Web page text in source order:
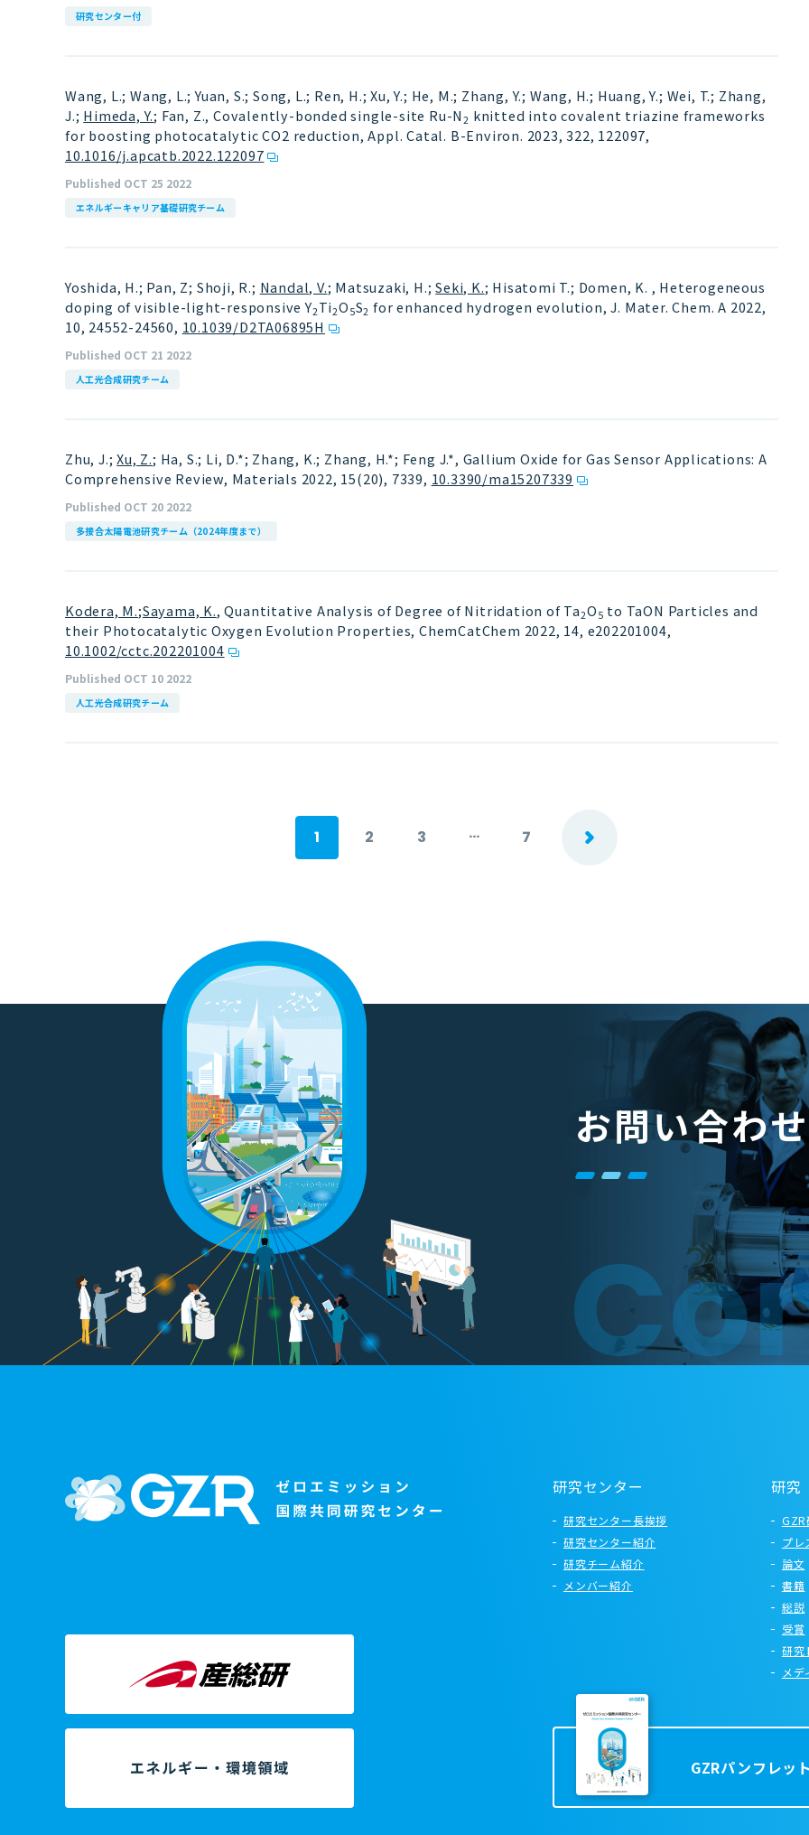
研究センター付
Wang, L.; Wang, L.; Yuan, S.; Song, L.; Ren, H.; Xu, Y.; He, M.; Zhang, Y.; Wang, H.; Huang, Y.; Wei, T.; Zhang,
J.; Himeda, Y.; Fan, Z., Covalently-bonded single-site Ru-N2 knitted into covalent triazine frameworks
for boosting photocatalytic CO2 reduction, Appl. Catal. B-Environ. 2023, 322, 122097,
10.1016/j.apcatb.2022.122097
Published OCT 25 2022
エネルギーキャリア基礎研究チーム
Yoshida, H.; Pan, Z; Shoji, R.; Nandal, V.; Matsuzaki, H.;Seki, K.; Hisatomi T.; Domen, K. , Heterogeneous
doping of visible-light-responsive Y2Ti2O5S2 for enhanced hydrogen evolution, J. Mater. Chem. A 2022,
10, 24552-24560, 10.1039/D2TA06895H
Published OCT 21 2022
人工光合成研究チーム
Zhu, J.;Xu, Z.; Ha, S.; Li, D.*; Zhang, K.; Zhang, H.*; Feng J.*, Gallium Oxide for Gas Sensor Applications: A
Comprehensive Review, Materials 2022, 15(20), 7339, 10.3390/ma15207339
Published OCT 20 2022
多接合太陽電池研究チーム（2024年度まで）
Kodera, M.;Sayama, K., Quantitative Analysis of Degree of Nitridation of Ta2O5 to TaON Particles and
their Photocatalytic Oxygen Evolution Properties, ChemCatChem 2022, 14, e202201004,
10.1002/cctc.202201004
Published OCT 10 2022
人工光合成研究チーム
1 2 3 ... 7
お問い合わせ
研究センター
研究センター長挨拶
研究センター紹介
研究チーム紹介
メンバー紹介
研究
GZR
プレ
論文
書籍
総説
受賞
研究
メデ
GZRパンフレッ